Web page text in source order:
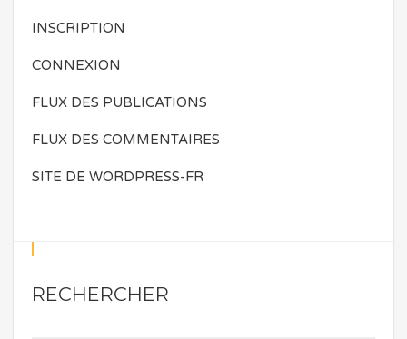
INSCRIPTION
CONNEXION
FLUX DES PUBLICATIONS
FLUX DES COMMENTAIRES
SITE DE WORDPRESS-FR
RECHERCHER